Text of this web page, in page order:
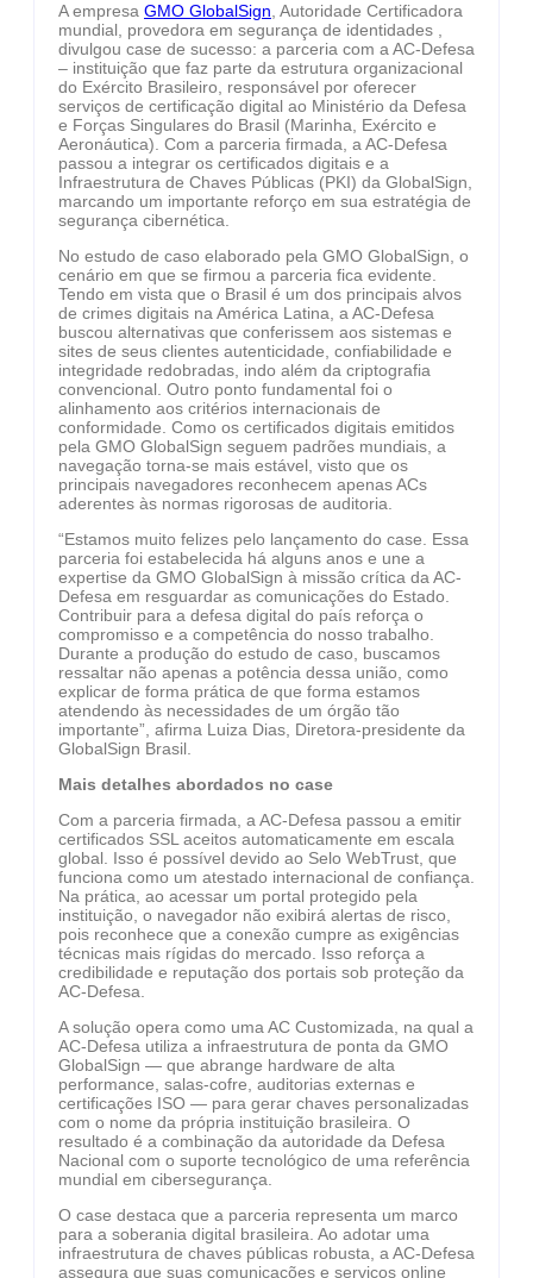
A empresa GMO GlobalSign , Autoridade Certificadora
mundial, provedora em segurança de identidades ,
divulgou case de sucesso: a parceria com a AC-Defesa
– instituição que faz parte da estrutura organizacional
do Exército Brasileiro, responsável por oferecer
serviços de certificação digital ao Ministério da Defesa
e Forças Singulares do Brasil (Marinha, Exército e
Aeronáutica). Com a parceria firmada, a AC-Defesa
passou a integrar os certificados digitais e a
Infraestrutura de Chaves Públicas (PKI) da GlobalSign,
marcando um importante reforço em sua estratégia de
segurança cibernética.
No estudo de caso elaborado pela GMO GlobalSign, o
cenário em que se firmou a parceria fica evidente.
Tendo em vista que o Brasil é um dos principais alvos
de crimes digitais na América Latina, a AC-Defesa
buscou alternativas que conferissem aos sistemas e
sites de seus clientes autenticidade, confiabilidade e
integridade redobradas, indo além da criptografia
convencional. Outro ponto fundamental foi o
alinhamento aos critérios internacionais de
conformidade. Como os certificados digitais emitidos
pela GMO GlobalSign seguem padrões mundiais, a
navegação torna-se mais estável, visto que os
principais navegadores reconhecem apenas ACs
aderentes às normas rigorosas de auditoria.
“Estamos muito felizes pelo lançamento do case. Essa
parceria foi estabelecida há alguns anos e une a
expertise da GMO GlobalSign à missão crítica da AC-
Defesa em resguardar as comunicações do Estado.
Contribuir para a defesa digital do país reforça o
compromisso e a competência do nosso trabalho.
Durante a produção do estudo de caso, buscamos
ressaltar não apenas a potência dessa união, como
explicar de forma prática de que forma estamos
atendendo às necessidades de um órgão tão
importante”, afirma Luiza Dias, Diretora-presidente da
GlobalSign Brasil.
Mais detalhes abordados no case
Com a parceria firmada, a AC-Defesa passou a emitir
certificados SSL aceitos automaticamente em escala
global. Isso é possível devido ao Selo WebTrust, que
funciona como um atestado internacional de confiança.
Na prática, ao acessar um portal protegido pela
instituição, o navegador não exibirá alertas de risco,
pois reconhece que a conexão cumpre as exigências
técnicas mais rígidas do mercado. Isso reforça a
credibilidade e reputação dos portais sob proteção da
AC-Defesa.
A solução opera como uma AC Customizada, na qual a
AC-Defesa utiliza a infraestrutura de ponta da GMO
GlobalSign — que abrange hardware de alta
performance, salas-cofre, auditorias externas e
certificações ISO — para gerar chaves personalizadas
com o nome da própria instituição brasileira. O
resultado é a combinação da autoridade da Defesa
Nacional com o suporte tecnológico de uma referência
mundial em cibersegurança.
O case destaca que a parceria representa um marco
para a soberania digital brasileira. Ao adotar uma
infraestrutura de chaves públicas robusta, a AC-Defesa
assegura que suas comunicações e serviços online